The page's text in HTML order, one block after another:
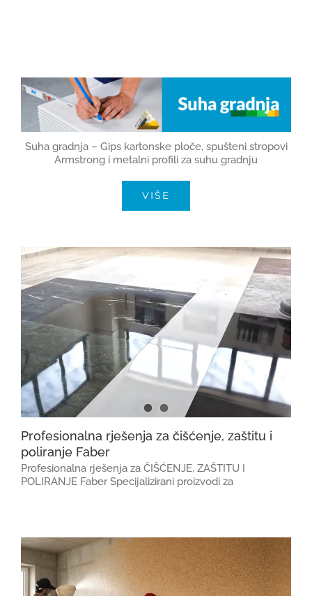
REFERENCE
KARIJERE 1
Suha gradnja – Gips kartonske ploče, spušteni stropovi
Armstrong i metalni profili za suhu gradnju
VIŠE
Profesionalna rješenja za čišćenje, zaštitu i
poliranje Faber
Profesionalna rješenja za ČIŠĆENJE, ZAŠTITU I
POLIRANJE Faber Specijalizirani proizvodi za